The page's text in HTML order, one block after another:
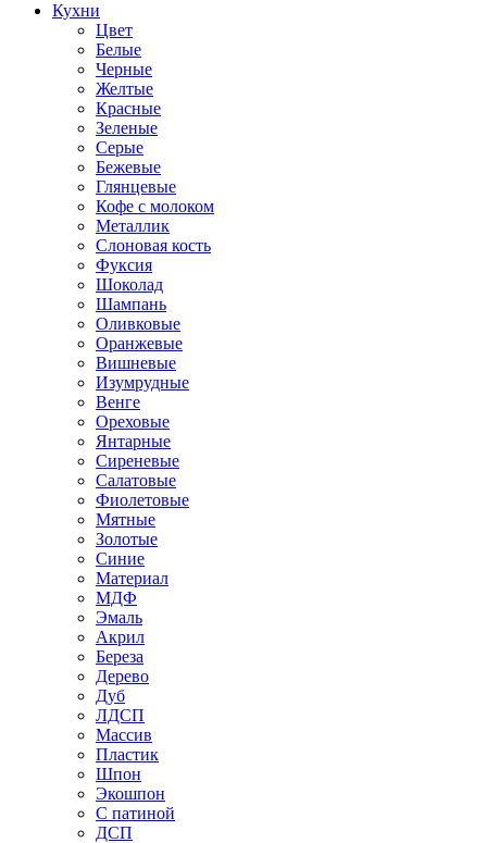
Кухни
Цвет
Белые
Черные
Желтые
Красные
Зеленые
Серые
Бежевые
Глянцевые
Кофе с молоком
Металлик
Слоновая кость
Фуксия
Шоколад
Шампань
Оливковые
Оранжевые
Вишневые
Изумрудные
Венге
Ореховые
Янтарные
Сиреневые
Салатовые
Фиолетовые
Мятные
Золотые
Синие
Материал
МДФ
Эмаль
Акрил
Береза
Дерево
Дуб
ЛДСП
Массив
Пластик
Шпон
Экошпон
С патиной
ДСП